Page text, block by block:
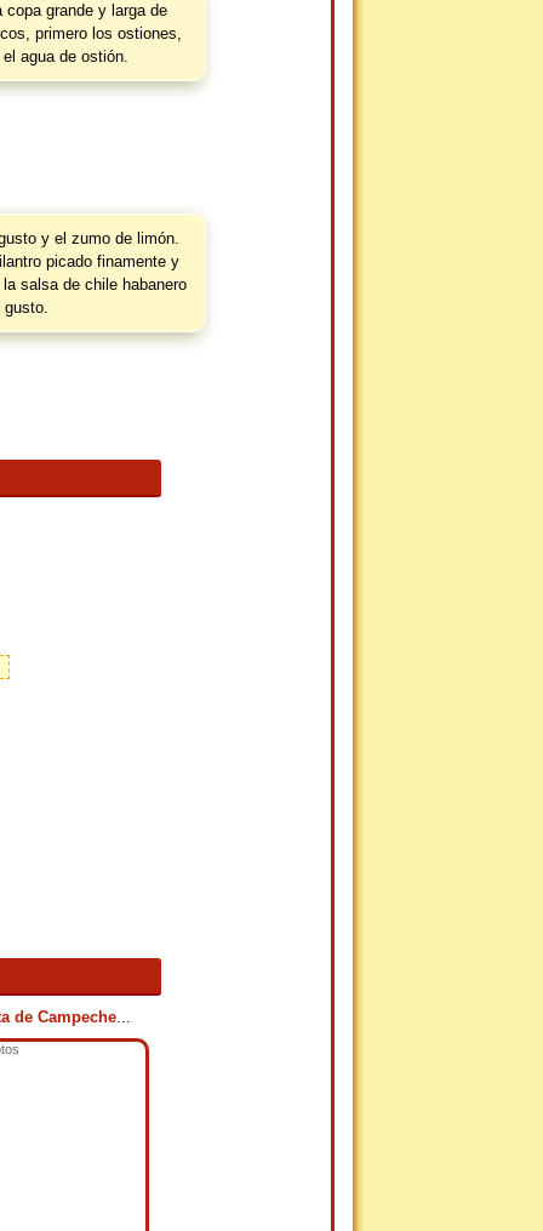
copa grande y larga de
primero los ostiones,
agua de ostión.
y el zumo de limón.
picado finamente y
salsa de chile habanero
gusto.
de Campeche...